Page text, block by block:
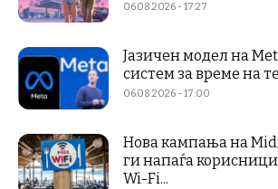
06.08.2026 - 17:27
Јазичен модел на
систем за време на
06.08.2026 - 17:00
Нова кампања на
ги напаѓа
Wi-Fi...